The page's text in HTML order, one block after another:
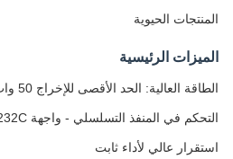
المنتجات الحيوية
الميزات الرئيسية
الطاقة العالية: الحد الأقصى للإخراج 50 وات
التحكم في المنفذ التسلسلي - واجهة RS-232C
استقرار عالي لأداء ثابت